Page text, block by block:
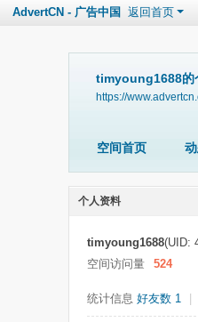
AdvertCN - 广告中国 返回首页
timyoung1688的
https://
空间首页
个人资料
timyoung1688(UID:
空间访问量
524
统计信息 好友数 1